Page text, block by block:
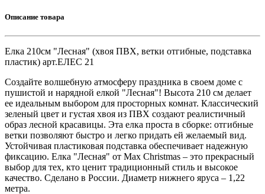
Описание товара
Елка 210см "Лесная" (хвоя ПВХ, ветки отгибные, подставка
пластик) арт.ЕЛЕС 21
Создайте волшебную атмосферу праздника в своем доме с
пушистой и нарядной елкой "Лесная"! Высота 210 см делает
ее идеальным выбором для просторных комнат. Классический
зеленый цвет и густая хвоя из ПВХ создают реалистичный
образ лесной красавицы. Эта елка проста в сборке: отгибные
ветки позволяют быстро и легко придать ей желаемый вид.
Устойчивая пластиковая подставка обеспечивает надежную
фиксацию. Елка "Лесная" от Max Christmas – это прекрасный
выбор для тех, кто ценит традиционный стиль и высокое
качество. Сделано в России. Диаметр нижнего яруса – 1,22
метра.